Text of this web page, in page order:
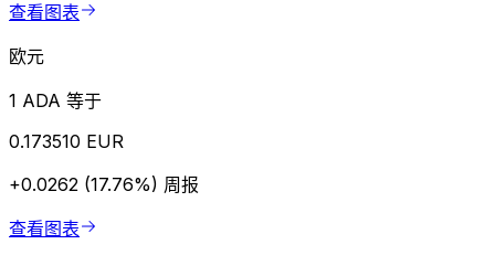
查看图表
欧元
1 ADA 等于
0.173510 EUR
+0.0262 (17.76%) 周报
查看图表